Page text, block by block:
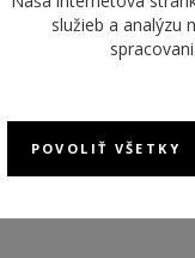
MATERIÁL
REMIENKA
služieb a analýzu
POVOLIŤ VŠETKY